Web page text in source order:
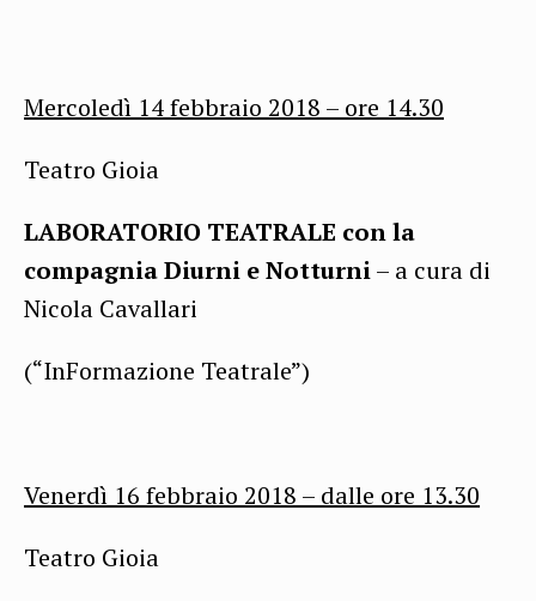
Mercoledì 14 febbraio 2018 – ore 14.30
Teatro Gioia
LABORATORIO TEATRALE con la
compagnia Diurni e Notturni– a cura di
Nicola Cavallari
(“InFormazione Teatrale”)
Venerdì 16 febbraio 2018 – dalle ore 13.30
Teatro Gioia